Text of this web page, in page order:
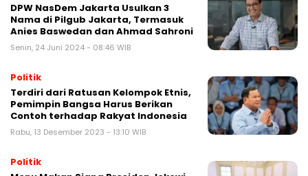
DPW NasDem Jakarta Usulkan 3
Nama di Pilgub Jakarta, Termasuk
Anies Baswedan dan Ahmad Sahroni
Senin, 24 Juni 2024 - 08:46 WIB
Politik
Terdiri dari Ratusan Kelompok Etnis,
Pemimpin Bangsa Harus Berikan
Contoh terhadap Rakyat Indonesia
Rabu, 13 Desember 2023 - 13:10 WIB
Politik